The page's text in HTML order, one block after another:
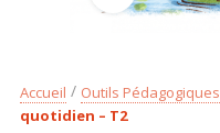
Accueil Outils Pédagogiques
quotidien – T2